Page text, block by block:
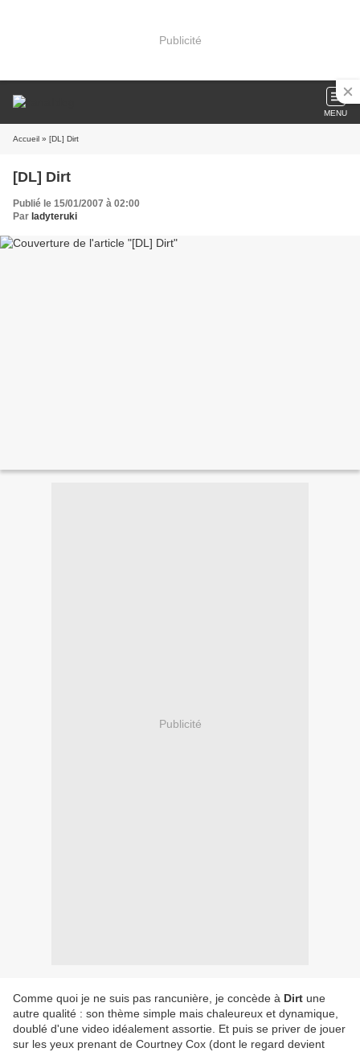
Publicité
MENU
Accueil » [DL] Dirt
[DL] Dirt
Publié le 15/01/2007 à 02:00
Par ladyteruki
Publicité
Comme quoi je ne suis pas rancunière, je concède à Dirt une
autre qualité : son thème simple mais chaleureux et dynamique,
doublé d'une video idéalement assortie. Et puis se priver de jouer
sur les yeux prenant de Courtney Cox (dont le regard devient